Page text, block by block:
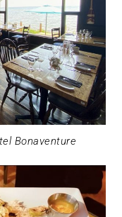
Bonaventure